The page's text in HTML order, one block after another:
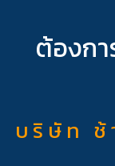
ต้องกา
บ ริ ษั ท ช้